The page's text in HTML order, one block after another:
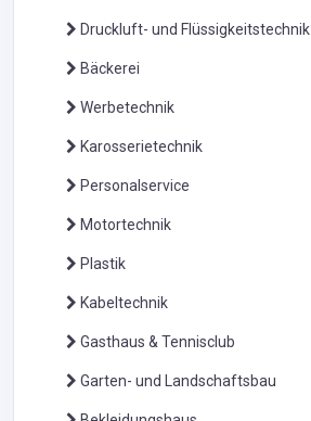
Druckluft- und Flüssigkeitstechnik
Bäckerei
Werbetechnik
Karosserietechnik
Personalservice
Motortechnik
Plastik
Kabeltechnik
Gasthaus & Tennisclub
Garten- und Landschaftsbau